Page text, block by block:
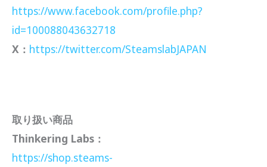
https://www.facebook.com/profile.php?
id=100088043632718
X： https://twitter.com/SteamslabJAPAN
取り扱い商品
Thinkering Labs：
https://shop.steams-